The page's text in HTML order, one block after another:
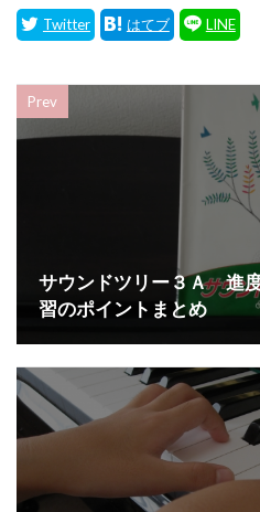
Prev
サウンドツリー３Ａ 進
習のポイントまとめ